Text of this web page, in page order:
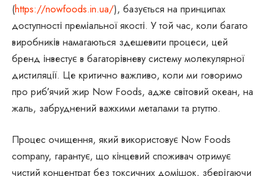
(https://nowfoods.in.ua/), базується на принципах
доступності преміальної якості. У той час, коли багато
виробників намагаються здешевити процеси, цей
бренд інвестує в багаторівневу систему молекулярної
дистиляції. Це критично важливо, коли ми говоримо
про рибʼячий жир Now Foods, адже світовий океан, на
жаль, забруднений важкими металами та ртуттю.
Процес очищення, який використовує Now Foods
company, гарантує, що кінцевий споживач отримує
чистий концентрат без токсичних домішок, зберігаючи